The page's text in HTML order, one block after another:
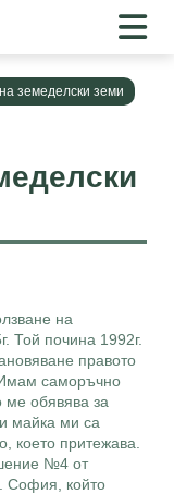
земеделски земи
на
Той почина 1992г.
правото
саморъчно
ме обявява за
майка ми са
което притежава.
№4 от
София, който